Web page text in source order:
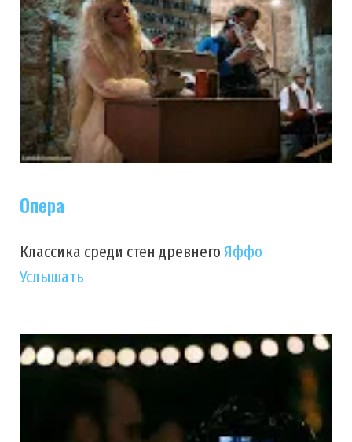
Опера
Классика среди стен древнего Яффо
Услышать